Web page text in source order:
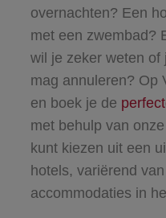
overnachten? Een
met een zwembad?
wil je zeker weten of
mag annuleren? Op
en boek je de
met behulp van
kunt kiezen uit een
hotels, variërend
accommodaties in